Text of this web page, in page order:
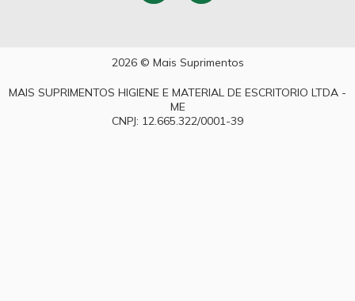
2026 © Mais Suprimentos
MAIS SUPRIMENTOS HIGIENE E MATERIAL DE ESCRITORIO LTDA -
ME
CNPJ: 12.665.322/0001-39